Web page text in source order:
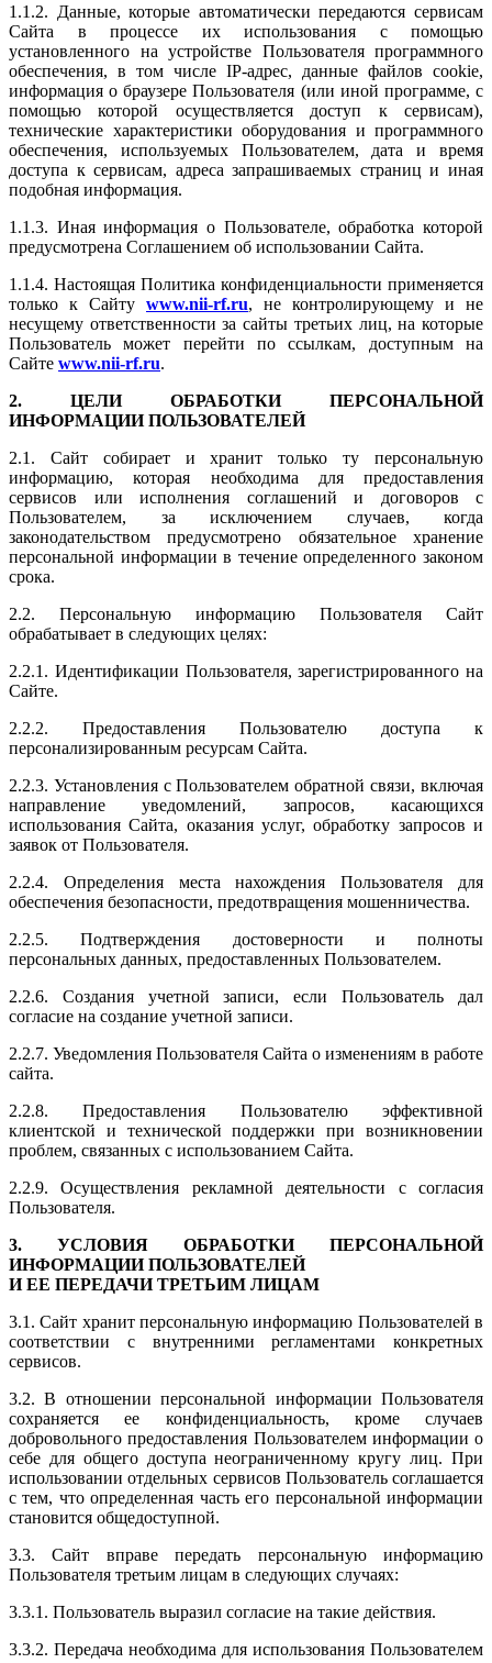
1.1.2. Данные, которые автоматически передаются сервисам
Сайта в процессе их использования с помощью
установленного на устройстве Пользователя программного
обеспечения, в том числе IP-адрес, данные файлов cookie,
информация о браузере Пользователя (или иной программе, с
помощью которой осуществляется доступ к сервисам),
технические характеристики оборудования и программного
обеспечения, используемых Пользователем, дата и время
доступа к сервисам, адреса запрашиваемых страниц и иная
подобная информация.
1.1.3. Иная информация о Пользователе, обработка которой
предусмотрена Соглашением об использовании Сайта.
1.1.4. Настоящая Политика конфиденциальности применяется
только к Сайту www.nii-rf.ru, не контролирующему и не
несущему ответственности за сайты третьих лиц, на которые
Пользователь может перейти по ссылкам, доступным на
Сайте www.nii-rf.ru.
2. ЦЕЛИ ОБРАБОТКИ ПЕРСОНАЛЬНОЙ
ИНФОРМАЦИИ ПОЛЬЗОВАТЕЛЕЙ
2.1. Сайт собирает и хранит только ту персональную
информацию, которая необходима для предоставления
сервисов или исполнения соглашений и договоров с
Пользователем, за исключением случаев, когда
законодательством предусмотрено обязательное хранение
персональной информации в течение определенного законом
срока.
2.2. Персональную информацию Пользователя Сайт
обрабатывает в следующих целях:
2.2.1. Идентификации Пользователя, зарегистрированного на
Сайте.
2.2.2. Предоставления Пользователю доступа к
персонализированным ресурсам Сайта.
2.2.3. Установления с Пользователем обратной связи, включая
направление уведомлений, запросов, касающихся
использования Сайта, оказания услуг, обработку запросов и
заявок от Пользователя.
2.2.4. Определения места нахождения Пользователя для
обеспечения безопасности, предотвращения мошенничества.
2.2.5. Подтверждения достоверности и полноты
персональных данных, предоставленных Пользователем.
2.2.6. Создания учетной записи, если Пользователь дал
согласие на создание учетной записи.
2.2.7. Уведомления Пользователя Сайта о изменениям в работе
сайта.
2.2.8. Предоставления Пользователю эффективной
клиентской и технической поддержки при возникновении
проблем, связанных с использованием Сайта.
2.2.9. Осуществления рекламной деятельности с согласия
Пользователя.
3. УСЛОВИЯ ОБРАБОТКИ ПЕРСОНАЛЬНОЙ
ИНФОРМАЦИИ ПОЛЬЗОВАТЕЛЕЙ
И ЕЕ ПЕРЕДАЧИ ТРЕТЬИМ ЛИЦАМ
3.1. Сайт хранит персональную информацию Пользователей в
соответствии с внутренними регламентами конкретных
сервисов.
3.2. В отношении персональной информации Пользователя
сохраняется ее конфиденциальность, кроме случаев
добровольного предоставления Пользователем информации о
себе для общего доступа неограниченному кругу лиц. При
использовании отдельных сервисов Пользователь соглашается
с тем, что определенная часть его персональной информации
становится общедоступной.
3.3. Сайт вправе передать персональную информацию
Пользователя третьим лицам в следующих случаях:
3.3.1. Пользователь выразил согласие на такие действия.
3.3.2. Передача необходима для использования Пользователем